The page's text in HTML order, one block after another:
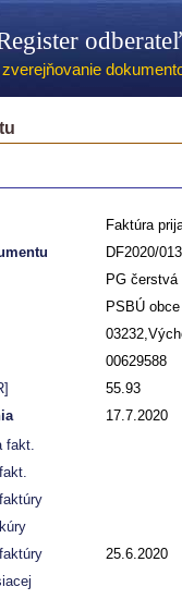
zverejňovanie
Faktúra
DF2020/
PG čerstvá
PSBÚ
00629588
55.93
17.7.2020
fakt.
25.6.2020